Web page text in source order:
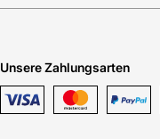
Unsere Zahlungsarten